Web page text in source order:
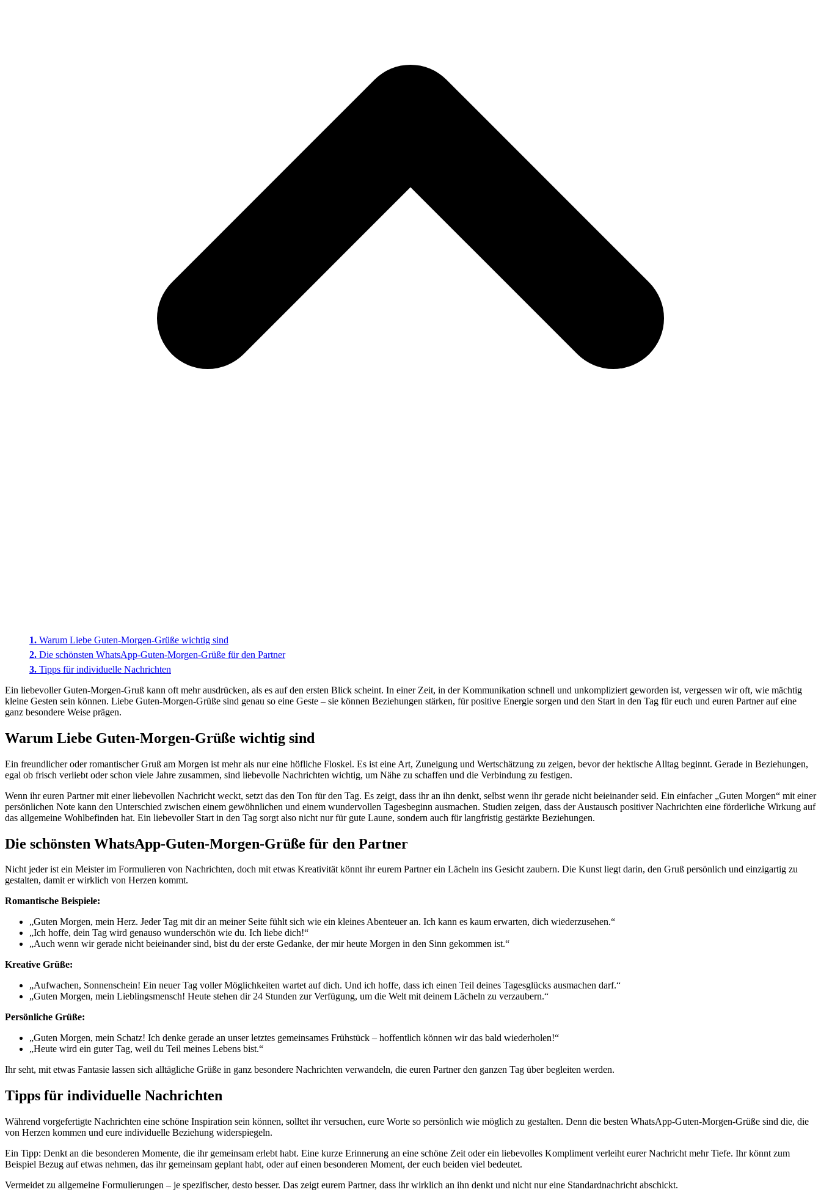
Warum Liebe Guten-Morgen-Grüße wichtig sind
Die schönsten WhatsApp-Guten-Morgen-Grüße für den Partner
Tipps für individuelle Nachrichten
Ein liebevoller Guten-Morgen-Gruß kann oft mehr ausdrücken, als es auf den ersten Blick scheint. In einer Zeit, in der Kommunikation schnell und unkompliziert geworden ist, vergessen wir oft, wie mächtig
kleine Gesten sein können. Liebe Guten-Morgen-Grüße sind genau so eine Geste – sie können Beziehungen stärken, für positive Energie sorgen und den Start in den Tag für euch und euren Partner auf eine
ganz besondere Weise prägen.
Warum Liebe Guten-Morgen-Grüße wichtig sind
Ein freundlicher oder romantischer Gruß am Morgen ist mehr als nur eine höfliche Floskel. Es ist eine Art, Zuneigung und Wertschätzung zu zeigen, bevor der hektische Alltag beginnt. Gerade in Beziehungen,
egal ob frisch verliebt oder schon viele Jahre zusammen, sind liebevolle Nachrichten wichtig, um Nähe zu schaffen und die Verbindung zu festigen.
Wenn ihr euren Partner mit einer liebevollen Nachricht weckt, setzt das den Ton für den Tag. Es zeigt, dass ihr an ihn denkt, selbst wenn ihr gerade nicht beieinander seid. Ein einfacher „Guten Morgen“ mit einer
persönlichen Note kann den Unterschied zwischen einem gewöhnlichen und einem wundervollen Tagesbeginn ausmachen. Studien zeigen, dass der Austausch positiver Nachrichten eine förderliche Wirkung auf
das allgemeine Wohlbefinden hat. Ein liebevoller Start in den Tag sorgt also nicht nur für gute Laune, sondern auch für langfristig gestärkte Beziehungen.
Die schönsten WhatsApp-Guten-Morgen-Grüße für den Partner
Nicht jeder ist ein Meister im Formulieren von Nachrichten, doch mit etwas Kreativität könnt ihr eurem Partner ein Lächeln ins Gesicht zaubern. Die Kunst liegt darin, den Gruß persönlich und einzigartig zu
gestalten, damit er wirklich von Herzen kommt.
Romantische Beispiele:
„Guten Morgen, mein Herz. Jeder Tag mit dir an meiner Seite fühlt sich wie ein kleines Abenteuer an. Ich kann es kaum erwarten, dich wiederzusehen.“
„Ich hoffe, dein Tag wird genauso wunderschön wie du. Ich liebe dich!“
„Auch wenn wir gerade nicht beieinander sind, bist du der erste Gedanke, der mir heute Morgen in den Sinn gekommen ist.“
Kreative Grüße:
„Aufwachen, Sonnenschein! Ein neuer Tag voller Möglichkeiten wartet auf dich. Und ich hoffe, dass ich einen Teil deines Tagesglücks ausmachen darf.“
„Guten Morgen, mein Lieblingsmensch! Heute stehen dir 24 Stunden zur Verfügung, um die Welt mit deinem Lächeln zu verzaubern.“
Persönliche Grüße:
„Guten Morgen, mein Schatz! Ich denke gerade an unser letztes gemeinsames Frühstück – hoffentlich können wir das bald wiederholen!“
„Heute wird ein guter Tag, weil du Teil meines Lebens bist.“
Ihr seht, mit etwas Fantasie lassen sich alltägliche Grüße in ganz besondere Nachrichten verwandeln, die euren Partner den ganzen Tag über begleiten werden.
Tipps für individuelle Nachrichten
Während vorgefertigte Nachrichten eine schöne Inspiration sein können, solltet ihr versuchen, eure Worte so persönlich wie möglich zu gestalten. Denn die besten WhatsApp-Guten-Morgen-Grüße sind die, die
von Herzen kommen und eure individuelle Beziehung widerspiegeln.
Ein Tipp: Denkt an die besonderen Momente, die ihr gemeinsam erlebt habt. Eine kurze Erinnerung an eine schöne Zeit oder ein liebevolles Kompliment verleiht eurer Nachricht mehr Tiefe. Ihr könnt zum
Beispiel Bezug auf etwas nehmen, das ihr gemeinsam geplant habt, oder auf einen besonderen Moment, der euch beiden viel bedeutet.
Vermeidet zu allgemeine Formulierungen – je spezifischer, desto besser. Das zeigt eurem Partner, dass ihr wirklich an ihn denkt und nicht nur eine Standardnachricht abschickt.